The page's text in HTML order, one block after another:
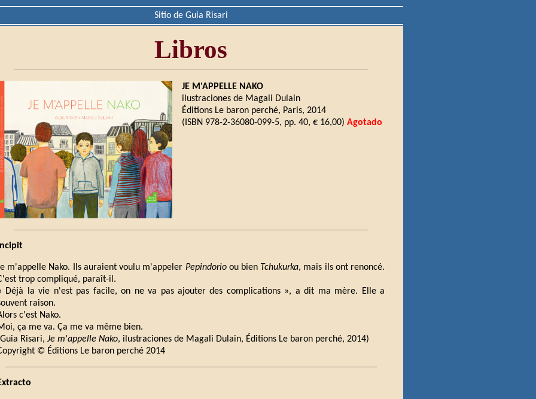
Sitio de Guia Risari
Libros
JE M'APPELLE NAKO
ilustraciones de Magali Dulain
Éditions Le baron perché, Paris, 2014
(ISBN 978-2-36080-099-5, pp. 40, € 16,00) Agotado
m'appelle Nako. Ils auraient voulu m'appeler Pepindorioou bien Tchukurka, mais ils ont renoncé.
trop compliqué, paraît-il.
Déjà la vie n'est pas facile, on ne va pas ajouter des complications », a dit ma mère. Elle a
raison.
c'est Nako.
ça me va. Ça me va même bien.
Risari, Je m'appelle Nako, ilustraciones de Magali Dulain, Éditions Le baron perché, 2014)
© Éditions Le baron perché 2014